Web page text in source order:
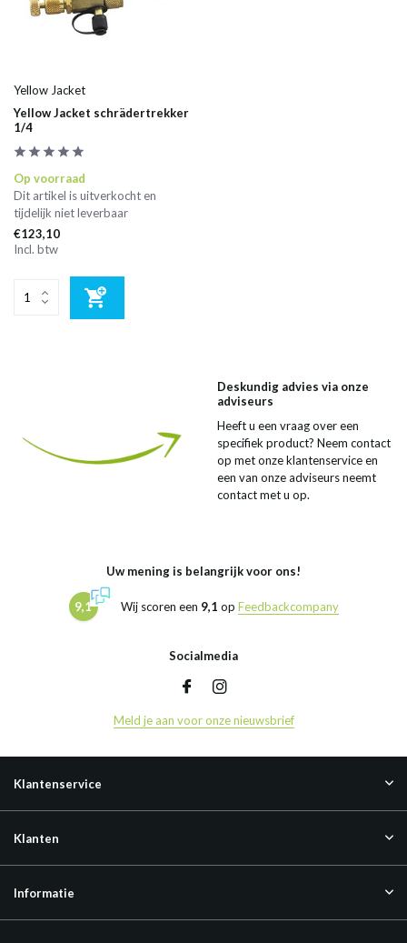
Yellow Jacket
Yellow Jacket schrädertrekker
1/4
Op voorraad
Dit artikel is uitverkocht en
tijdelijk niet leverbaar
€123,10
Incl. btw
Deskundig advies via onze
adviseurs
Heeft u een vraag over een
specifiek product? Neem contact
op met onze klantenservice en
een van onze adviseurs neemt
contact met u op.
Uw mening is belangrijk voor ons!
9,1 Wij scoren een 9,1 op Feedbackcompany
Socialmedia
Meld je aan voor onze nieuwsbrief
Klantenservice
Klanten
Informatie